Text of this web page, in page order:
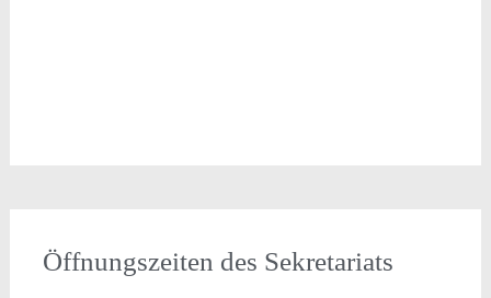
Öffnungszeiten des Sekretariats